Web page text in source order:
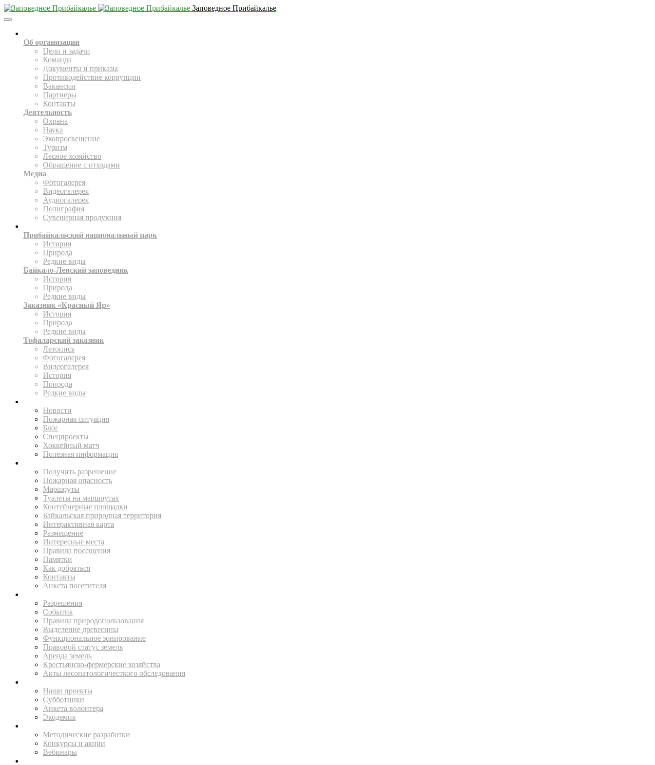
Заповедное Прибайкалье
Toggle
Об организации
Цели и задачи
Команда
Документы и приказы
Противодействие коррупции
Вакансии
Партнеры
Контакты
Деятельность
Охрана
Наука
Экопросвещение
Туризм
Лесное хозяйство
Обращение с отходами
Медиа
Фотогалерея
Видеогалерея
Аудиогалерея
Полиграфия
Сувенирная продукция
Прибайкальский национальный парк
История
Природа
Редкие виды
Байкало-Ленский заповедник
История
Природа
Редкие виды
Заказник «Красный Яр»
История
Природа
Редкие виды
Тофаларский заказник
Летопись
Фотогалерея
Видеогалерея
История
Природа
Редкие виды
Новости
Пожарная ситуация
Блог
Спецпроекты
Хоккейный матч
Полезная информация
Получить разрешение
Пожарная опасность
Маршруты
Туалеты на маршрутах
Контейнерные площадки
Байкальская природная территория
Интерактивная карта
Размещение
Интересные места
Правила посещения
Памятки
Как добраться
Контакты
Анкета посетителя
Разрешения
События
Правила природопользования
Выделение древесины
Функциональное зонирование
Правовой статус земель
Аренда земель
Крестьянско-фермерские хозяйства
Акты лесопатологичесткого обследования
Наши проекты
Субботники
Анкета волонтера
Экодемия
Методические разработки
Конкурсы и акции
Вебинары